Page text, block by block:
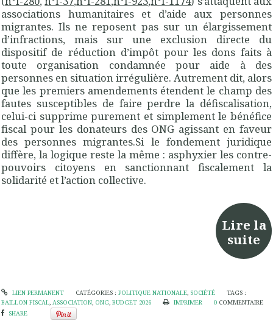
associations humanitaires et d’aide aux personnes
migrantes. Ils ne reposent pas sur un élargissement
d’infractions, mais sur une exclusion directe du
dispositif de réduction d’impôt pour les dons faits à
toute organisation condamnée pour aide à des
personnes en situation irrégulière. Autrement dit, alors
que les premiers amendements étendent le champ des
fautes susceptibles de faire perdre la défiscalisation,
celui-ci supprime purement et simplement le bénéfice
fiscal pour les donateurs des ONG agissant en faveur
des personnes migrantes.Si le fondement juridique
diffère, la logique reste la même : asphyxier les contre-
pouvoirs citoyens en sanctionnant fiscalement la
solidarité et l’action collective.
Lire la
suite
LIEN PERMANENT CATÉGORIES : POLITIQUE NATIONALE, SOCIÉTÉ
TAGS :
BAILLON FISCAL, ASSOCIATION, ONG, BUDGET 2026 IMPRIMER 0 COMMENTAIRE
SHARE